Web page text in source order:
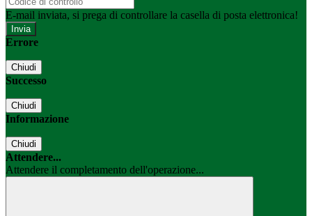
E-mail inviata, si prega di controllare la casella di posta elettronica!
Errore
Chiudi
Successo
Chiudi
Informazione
Chiudi
Attendere...
Attendere il completamento dell'operazione...